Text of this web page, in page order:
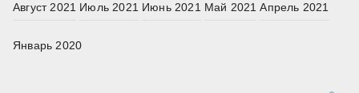
Август 2021 Июль 2021 Июнь 2021 Май 2021 Апрель 2021
Январь 2020